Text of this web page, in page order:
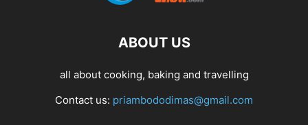
ABOUT US
all about cooking, baking and travelling
Contact us: priambododimas@gmail.com